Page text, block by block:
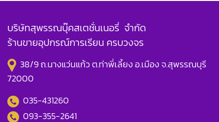
บริษัทสุพรรณบุ๊คสเตชั่นเนอรี่ จำกัด
ร้านขายอุปกรณ์การเรียน ครบวงจร
38/9 ถ.นางแว่นแก้ว ต.ท่าพี่เลี้ยง อ.เมือง จ.สุพรรณบุรี
72000
035-431260
093-355-2641